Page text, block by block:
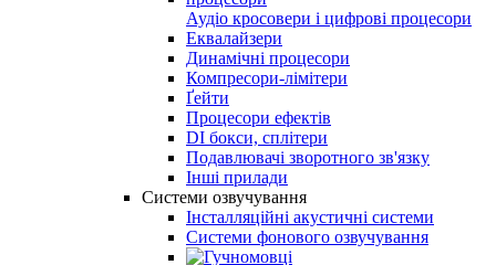
Аудіо кросовери і цифрові процесори
Еквалайзери
Динамічні процесори
Компресори-лімітери
Ґейти
Процесори ефектів
DI бокси, сплітери
Подавлювачі зворотного зв'язку
Інші прилади
Системи озвучування
Інсталляційні акустичні системи
Системи фонового озвучування